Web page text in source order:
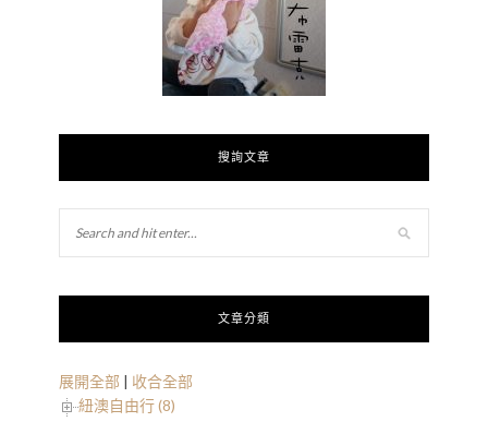
搜詢文章
文章分類
展開全部 | 收合全部
紐澳自由行 (8)